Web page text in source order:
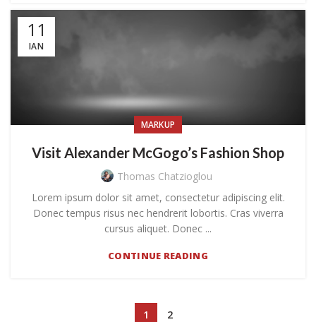
11
ΙΑΝ
MARKUP
Visit Alexander McGogo’s Fashion Shop
Thomas Chatzioglou
Lorem ipsum dolor sit amet, consectetur adipiscing elit.
Donec tempus risus nec hendrerit lobortis. Cras viverra
cursus aliquet. Donec ...
CONTINUE READING
1 2